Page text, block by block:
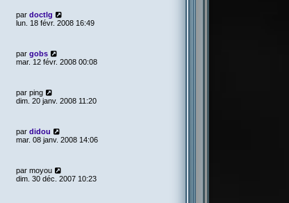
par doctlg
lun. 18 févr. 2008 16:49
par gobs
mar. 12 févr. 2008 00:08
par ping
dim. 20 janv. 2008 11:20
par didou
mar. 08 janv. 2008 14:06
par moyou
dim. 30 déc. 2007 10:23